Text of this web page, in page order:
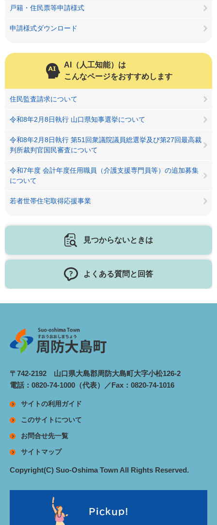
戸籍・住民票等申請様式
申請様式ダウンロード
AI（人工知能）は
こんなページをおすすめします
住民監査請求について
令和8年2月8日執行 山口県知事選挙について
令和8年2月8日執行 第51回衆議院議員総選挙及び第27回最高裁
判所裁判官国民審査について
令和7年度 会計年度任用職員（介護支援専門員等）の追加募集
について
若者世帯住宅取得応援事業
見つからないときは
よくある質問と回答
〒742-2192 山口県大島郡周防大島町大字小松126-2
電話：0820-74-1000（代表）／Fax：0820-74-1016
サイトの利用ガイド
このサイトについて
お問合せ先一覧
サイトマップ
Copyright(C) Suo-Oshima Town All Rights Reserved.